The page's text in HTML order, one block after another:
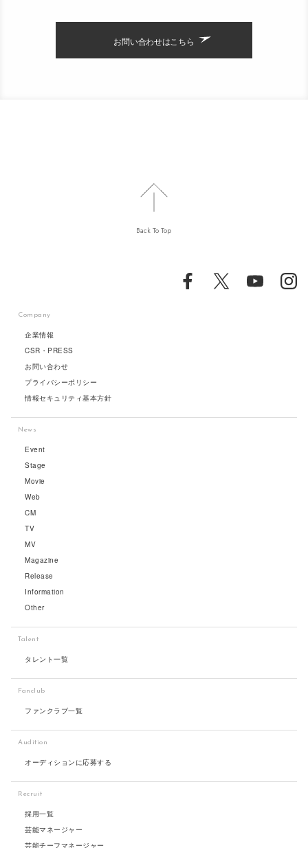
お問い合わせはこちら
Back To Top
Company
企業情報
CSR・PRESS
お問い合わせ
プライバシーポリシー
情報セキュリティ基本方針
News
Event
Stage
Movie
Web
CM
TV
MV
Magazine
Release
Information
Other
Talent
タレント一覧
Fanclub
ファンクラブ一覧
Audition
オーディションに応募する
Recruit
採用一覧
芸能マネージャー
芸能チーフマネージャー